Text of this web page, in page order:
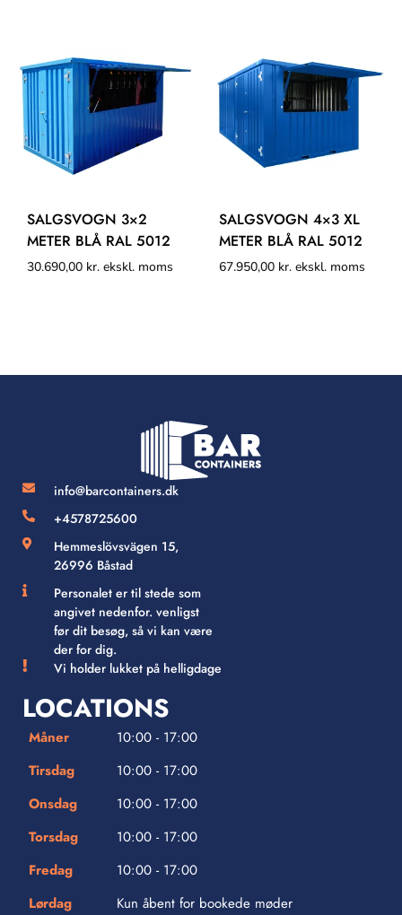
SALGSVOGN 3×2
METER BLÅ RAL 5012
30.690,00 kr. ekskl. moms
SALGSVOGN 4×3 XL
METER BLÅ RAL 5012
67.950,00 kr. ekskl. moms
info@barcontainers.dk
+4578725600
Hemmeslövsvägen 15,
26996 Båstad
Personalet er til stede som
angivet nedenfor. venligst
før dit besøg, så vi kan være
der for dig.
Vi holder lukket på helligdage
LOCATIONS
Måner
10:00 - 17:00
Tirsdag
10:00 - 17:00
Onsdag
10:00 - 17:00
Torsdag
10:00 - 17:00
Fredag
10:00 - 17:00
Lørdag
Kun åbent for bookede møder